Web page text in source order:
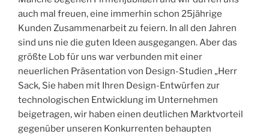
auch mal freuen, eine immerhin schon 25jährige
Kunden Zusammenarbeit zu feiern. In all den Jahren
sind uns nie die guten Ideen ausgegangen. Aber das
größte Lob für uns war verbunden mit einer
neuerlichen Präsentation von Design-Studien „Herr
Sack, Sie haben mit Ihren Design-Entwürfen zur
technologischen Entwicklung im Unternehmen
beigetragen, wir haben einen deutlichen Marktvorteil
gegenüber unseren Konkurrenten behaupten